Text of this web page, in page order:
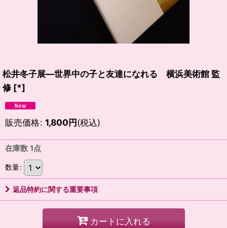
松井冬子展―世界中の子と友達になれる 横浜美術館 監
修 [*]
販売価格: 1,800円(税込)
在庫数 1点
数量:
返品特約に関する重要事項
カートに入れる